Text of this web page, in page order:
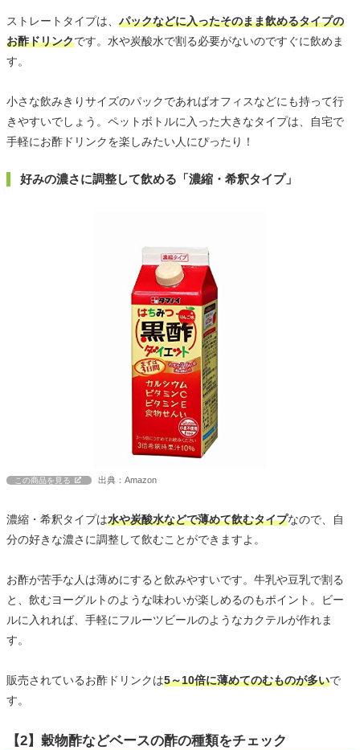
ストレートタイプは、 パックなどに入ったそのまま飲めるタイプの
お酢ドリンクです。水や炭酸水で割る必要がないのですぐに飲めま
す。
小さな飲みきりサイズのパックであればオフィスなどにも持って行
きやすいでしょう。ペットボトルに入った大きなタイプは、自宅で
手軽にお酢ドリンクを楽しみたい人にぴったり！
好みの濃さに調整して飲める「濃縮・希釈タイプ」
この商品を見る 出典：Amazon
濃縮・希釈タイプは水や炭酸水などで薄めて飲むタイプなので、自
分の好きな濃さに調整して飲むことができますよ。
お酢が苦手な人は薄めにすると飲みやすいです。牛乳や豆乳で割る
と、飲むヨーグルトのような味わいが楽しめるのもポイント。ビー
ルに入れれば、手軽にフルーツビールのようなカクテルが作れま
す。
販売されているお酢ドリンクは5～10倍に薄めてのむものが多いで
す。
【2】穀物酢などベースの酢の種類をチェック